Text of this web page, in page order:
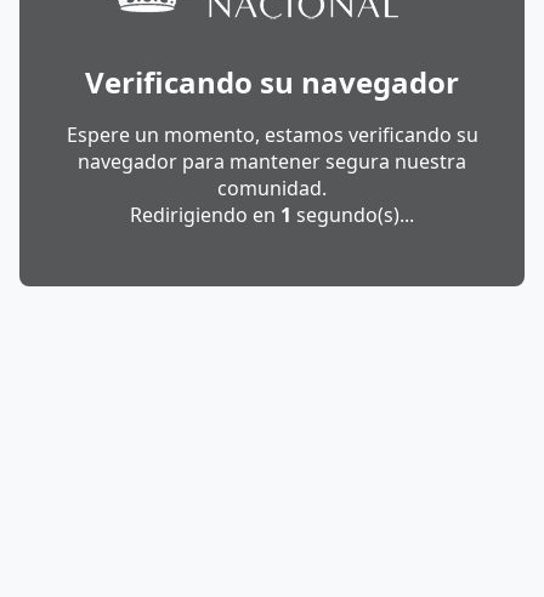
Verificando su navegador
Espere un momento, estamos verificando su
navegador para mantener segura nuestra
comunidad.
Redirigiendo en 1 segundo(s)...